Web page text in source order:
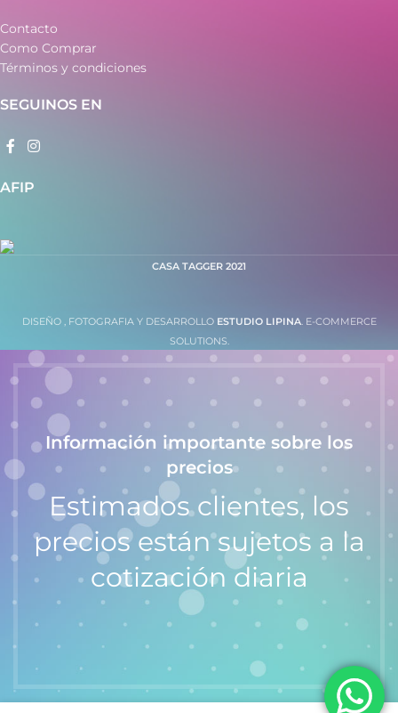
Contacto
Como Comprar
Términos y condiciones
SEGUINOS EN
AFIP
CASA TAGGER 2021
DISEÑO , FOTOGRAFIA Y DESARROLLO ESTUDIO LIPINA. E-COMMERCE
SOLUTIONS.
Información importante sobre los
precios
Estimados clientes, los
precios están sujetos a la
cotización diaria